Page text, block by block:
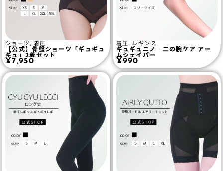
ショーツ,着圧
【公式】骨盤ショーツ「ギュギュ
ギュ」2着セット
¥7,950
着圧, レギンス
ギュギュニノ‐二の腕ケア アー
ムシェイパー
¥990